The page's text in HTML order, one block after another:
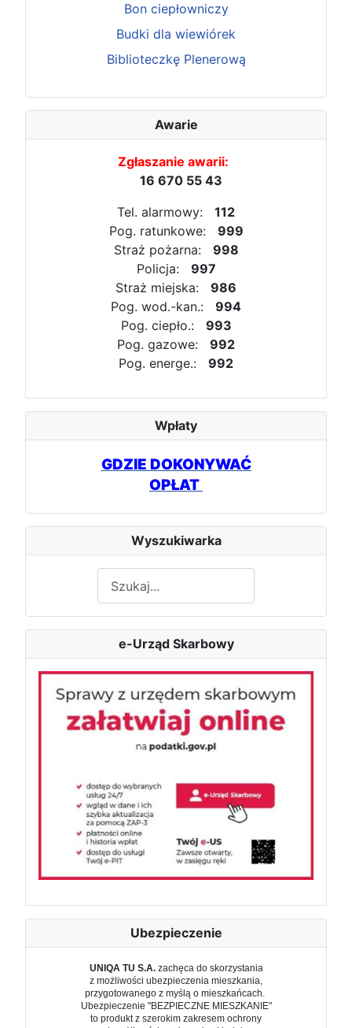
Bon ciepłowniczy
Budki dla wiewiórek
Biblioteczkę Plenerową
Awarie
Zgłaszanie awarii:
16 670 55 43
Tel. alarmowy: 112
Pog. ratunkowe: 999
Straż pożarna: 998
Policja: 997
Straż miejska: 986
Pog. wod.-kan.: 994
Pog. ciepło.: 993
Pog. gazowe: 992
Pog. energe.: 992
Wpłaty
GDZIE DOKONYWAĆ
OPŁAT
Wyszukiwarka
e-Urząd Skarbowy
Ubezpieczenie
UNIQA TU S.A. zachęca do skorzystania
z możliwości ubezpieczenia mieszkania,
przygotowanego z myślą o mieszkańcach.
Ubezpieczenie "BEZPIECZNE MIESZKANIE"
to produkt z szerokim zakresem ochrony